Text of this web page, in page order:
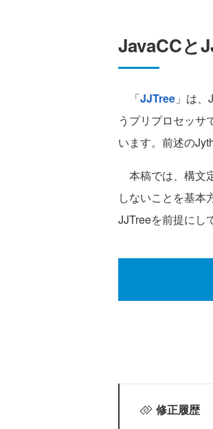
JavaCCと
「JJTree 」は
うプリプロセッサ
います。前述の
本稿では、構文
しないことを基本
JJTreeを前提にし
修正履歴